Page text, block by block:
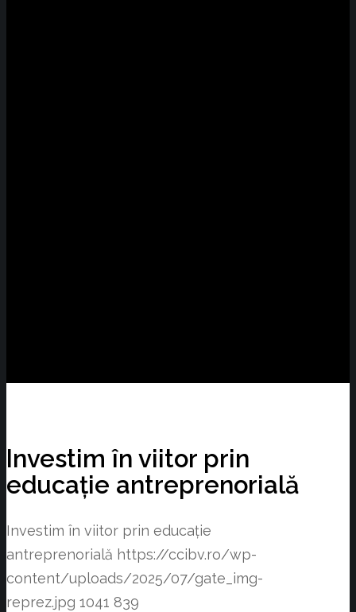
Investim în viitor prin
educație antreprenorială
Investim în viitor prin educație
antreprenorială https://ccibv.ro/wp-
content/uploads/2025/07/gate_img-
reprez.jpg 1041 839